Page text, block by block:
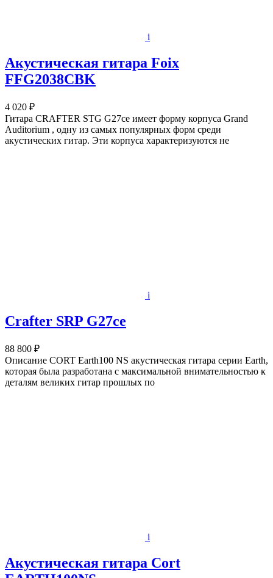
i
Акустическая гитара Foix
FFG2038CBK
4 020 ₽
Гитара CRAFTER STG G27ce имеет форму корпуса Grand
Auditorium , одну из самых популярных форм среди
акустических гитар. Эти корпуса характеризуются не
i
Crafter SRP G27ce
88 800 ₽
Описание CORT Earth100 NS акустическая гитара серии Earth,
которая была разработана с максимальной внимательностью к
деталям великих гитар прошлых по
i
Акустическая гитара Cort